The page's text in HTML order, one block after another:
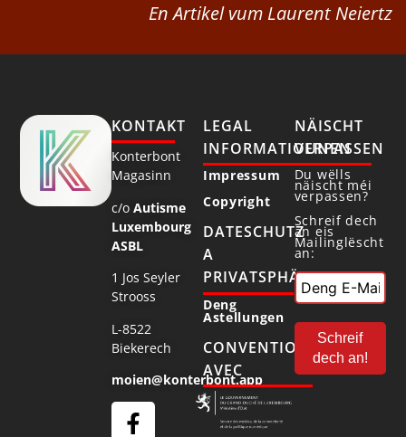
En Artikel vum Laurent Neiertz
KONTAKT
Konterbont
Magasinn
c/oAutisme
Luxembourg
ASBL
1 Jos Seyler
Strooss
L-8522
Biekerech
moien@konterbont.app
LEGAL
INFORMATIOUNEN
Impressum
Copyright
DATESCHUTZ
A
PRIVATSPHÄR
Deng
Astellungen
CONVENTIONNÉ
AVEC
NÄISCHT
VERPASSEN
Du wëlls
näischt méi
verpassen?
Schreif dech
an eis
Mailinglëscht
an: